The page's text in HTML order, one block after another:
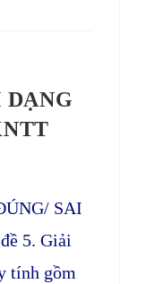
DẠNG
SAI
5. Giải
tính gồm